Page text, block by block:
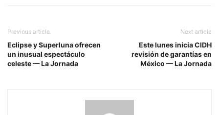
Previous article
Eclipse y Superluna ofrecen
un inusual espectáculo
celeste — La Jornada
Next article
Este lunes inicia CIDH
revisión de garantías en
México — La Jornada